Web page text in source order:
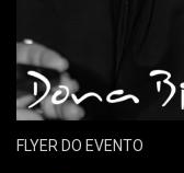
FLYER DO EVENTO